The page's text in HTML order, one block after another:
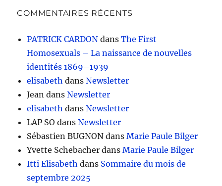
COMMENTAIRES RÉCENTS
PATRICK CARDON dansThe First
Homosexuals – La naissance de nouvelles
identités 1869–1939
elisabeth dansNewsletter
Jean dansNewsletter
elisabeth dansNewsletter
LAP SO dansNewsletter
Sébastien BUGNON dansMarie Paule Bilger
Yvette Schebacher dansMarie Paule Bilger
Itti Elisabeth dans Sommaire du mois de
septembre 2025